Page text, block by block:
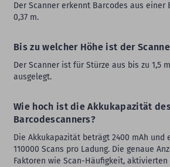
Der Scanner erkennt Barcodes aus einer
0,37 m.
Bis zu welcher Höhe ist der
Der Scanner ist für Stürze aus bis zu 1,5
ausgelegt.
Wie hoch ist die Akkukapazität
Barcodescanners?
Die Akkukapazität beträgt 2400 mAh und
110000 Scans pro Ladung. Die genaue
Faktoren wie Scan-Häufigkeit,